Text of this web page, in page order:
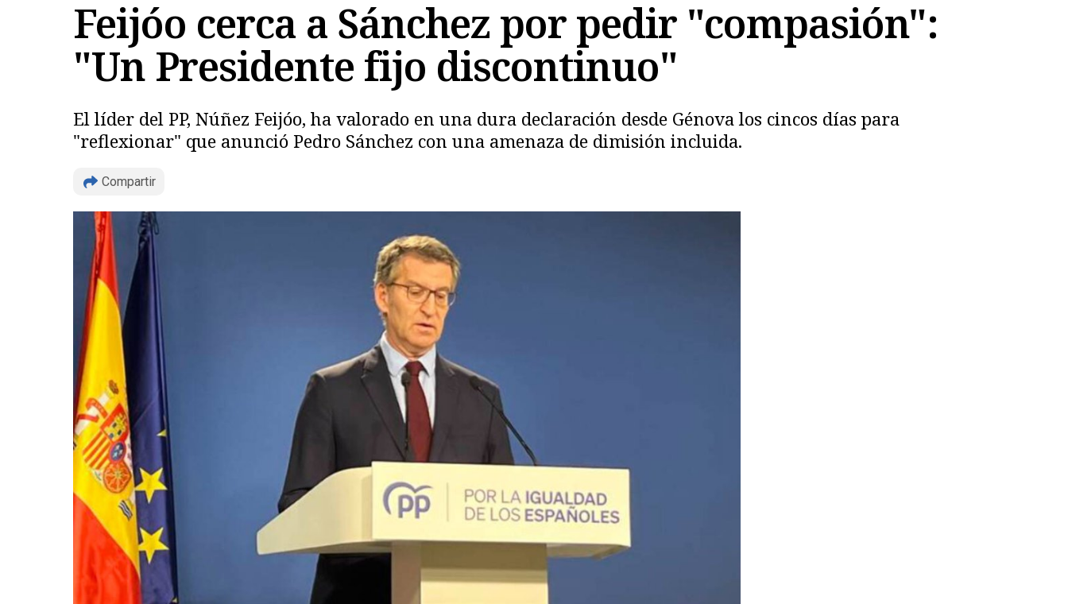
Feijóo cerca a Sánchez por pedir "compasión":
"Un Presidente fijo discontinuo"
El líder del PP, Núñez Feijóo, ha valorado en una dura declaración desde Génova los cincos días para
"reflexionar" que anunció Pedro Sánchez con una amenaza de dimisión incluida.
Compartir